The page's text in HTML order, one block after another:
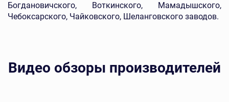
Богдановичского, Воткинского, Мамадышского,
Чебоксарского, Чайковского, Шеланговского заводов.
Видео обзоры производителей